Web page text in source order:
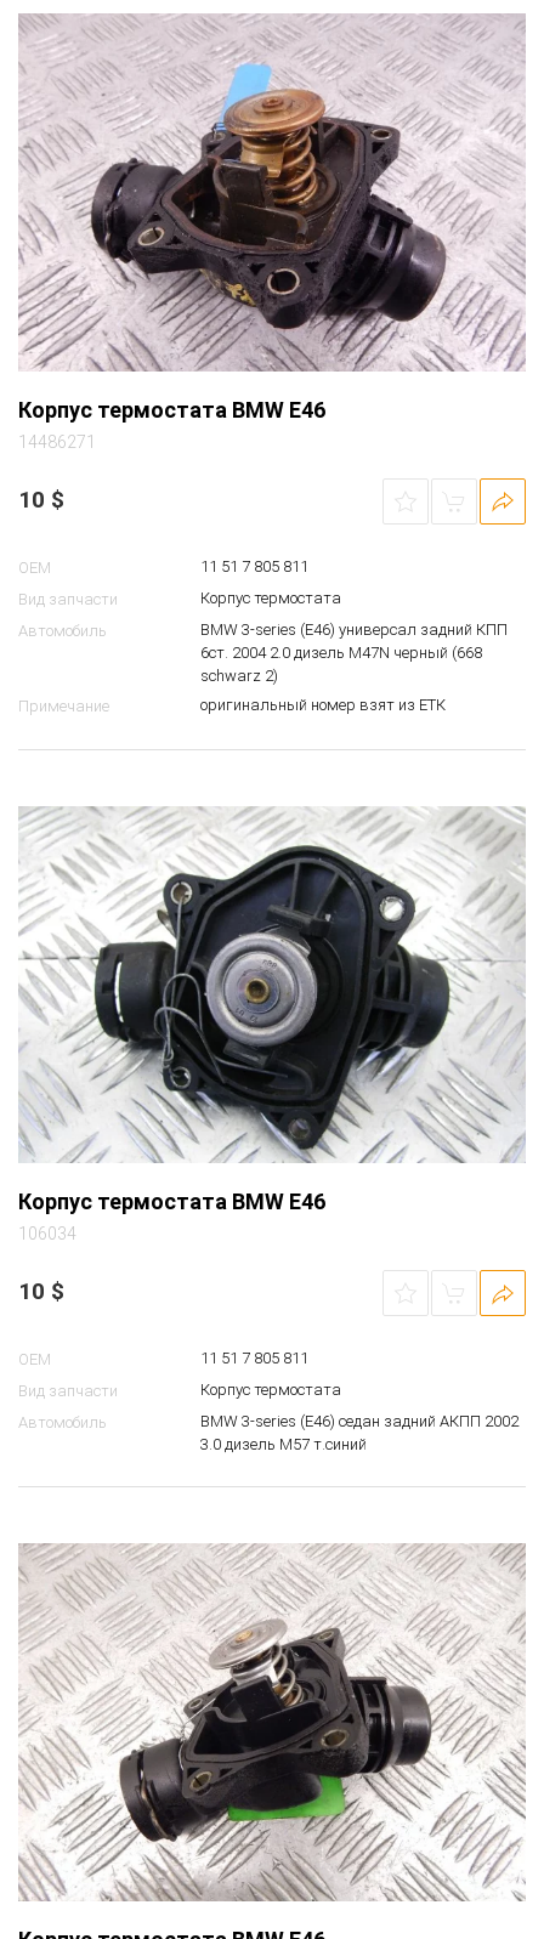
Корпус термостата BMW E46
14486271
10 $
OEM
11 51 7 805 811
Вид запчасти
Корпус термостата
Автомобиль
BMW 3-series (E46) универсал задний КПП
6ст. 2004 2.0 дизель M47N черный (668
schwarz 2)
Примечание
оригинальный номер взят из ЕТК
Корпус термостата BMW E46
106034
10 $
OEM
11 51 7 805 811
Вид запчасти
Корпус термостата
Автомобиль
BMW 3-series (E46) седан задний АКПП 2002
3.0 дизель M57 т.синий